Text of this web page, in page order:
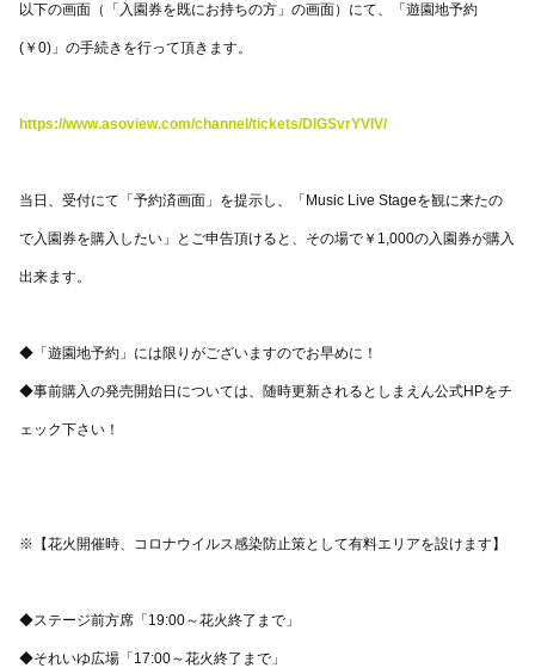
以下の画面（「入園券を既にお持ちの方」の画面）にて、「遊園地予約
(￥0)」の手続きを行って頂きます。
https://www.asoview.com/channel/tickets/DIGSvrYVlV/
当日、受付にて「予約済画面」を提示し、「Music Live Stageを観に来たの
で入園券を購入したい」とご申告頂けると、その場で￥1,000の入園券が購入
出来ます。
◆「遊園地予約」には限りがございますのでお早めに！
◆事前購入の発売開始日については、随時更新されるとしまえん公式HPをチ
ェック下さい！
※【花火開催時、コロナウイルス感染防止策として有料エリアを設けます】
◆ステージ前方席「19:00～花火終了まで」
◆それいゆ広場「17:00～花火終了まで」